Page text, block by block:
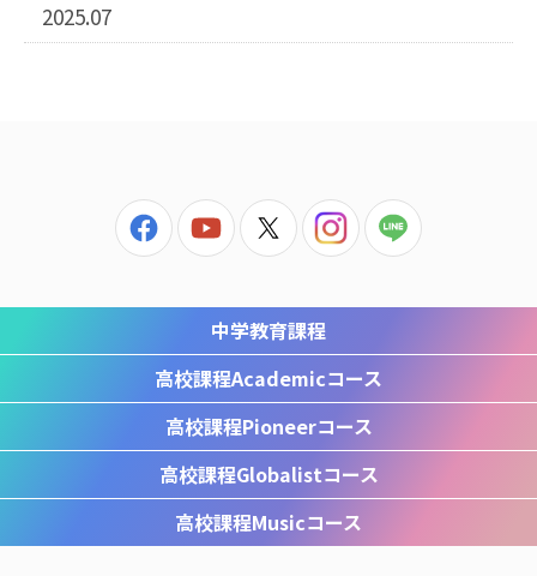
2025.07
中学教育課程
高校課程Academicコース
高校課程Pioneerコース
高校課程Globalistコース
高校課程Musicコース